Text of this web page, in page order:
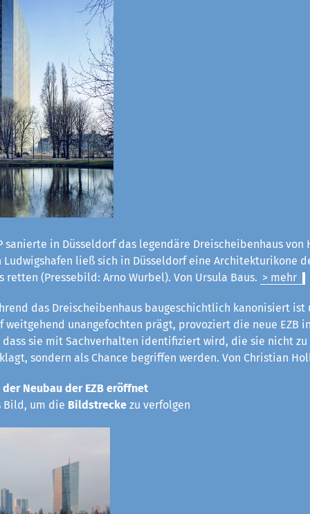
sanierte in Düsseldorf das legendäre Dreischeibenhaus von
Ludwigshafen ließ sich in Düsseldorf eine Architekturikone
retten (Pressebild: Arno Wurbel). Von Ursula Baus. > mehr
das Dreischeibenhaus baugeschichtlich kanonisiert ist
weitgehend unangefochten prägt, provoziert die neue EZB
sie mit Sachverhalten identifiziert wird, die sie nicht
sondern als Chance begriffen werden. Von Christian
der Neubau der EZB eröffnet
Bild, um die Bildstrecke zu verfolgen